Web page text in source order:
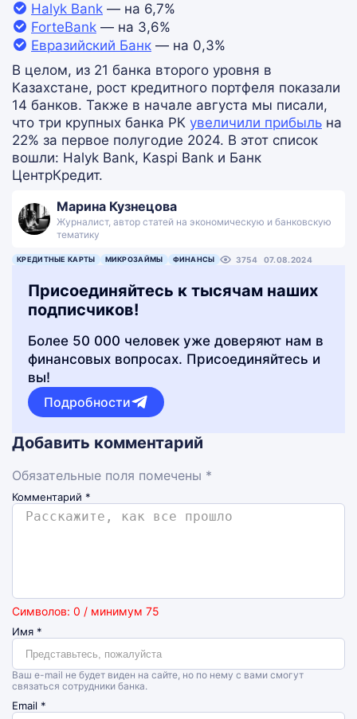
Halyk Bank — на 6,7%
ForteBank — на 3,6%
Евразийский Банк — на 0,3%
В целом, из 21 банка второго уровня в
Казахстане, рост кредитного портфеля показали
14 банков. Также в начале августа мы писали,
что три крупных банка РК увеличили прибыль на
22% за первое полугодие 2024. В этот список
вошли: Halyk Bank, Kaspi Bank и Банк
ЦентрКредит.
Марина Кузнецова
Журналист, автор статей на экономическую и банковскую
тематику
КРЕДИТНЫЕ КАРТЫ МИКРОЗАЙМЫ ФИНАНСЫ 3754 07.08.2024
Присоединяйтесь к тысячам наших
подписчиков!
Более 50 000 человек уже доверяют нам в
финансовых вопросах. Присоединяйтесь и
вы!
Подробности
Добавить комментарий
Обязательные поля помечены *
Комментарий *
Символов: 0 / минимум 75
Имя *
Ваш e-mail не будет виден на сайте, но по нему с вами смогут
связаться сотрудники банка.
Email *